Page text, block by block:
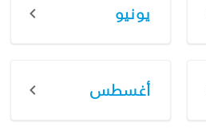
يونيو
أغسطس